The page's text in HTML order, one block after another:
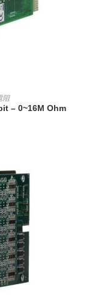
阻
– 0~16M Ohm